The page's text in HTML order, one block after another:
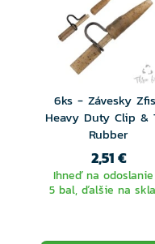
Veľmi pevné
Detaily
maľované
Super mäkké
6ks - Závesky
Heavy Duty Clip &
Rubber
2,51 €
Ihneď na
5 bal, ďalšie na